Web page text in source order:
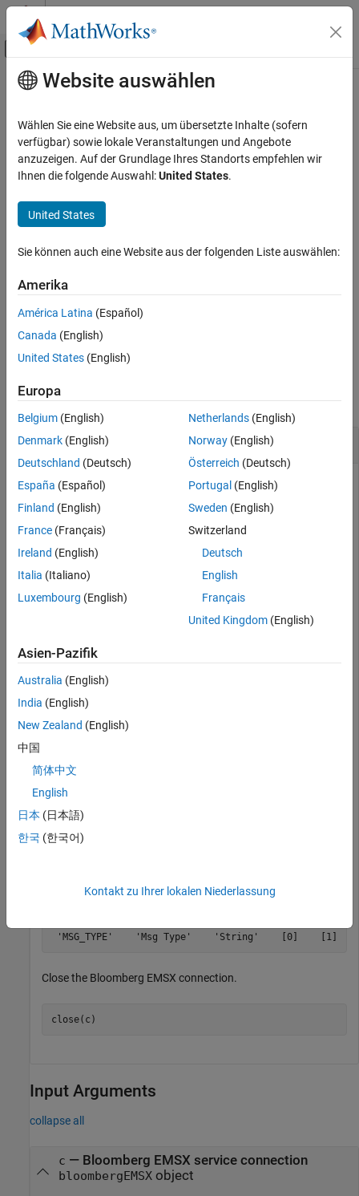
Weiter zum Inhalt
Umschaltung für Off-Canvas-
Startseite der Dokumentation
Datafeed Toolbox
Financial Data
Bloomberg EMSX C++ Interface
getAllFieldMetaData
Description
Examples
Input Arguments
Output Arguments
Version History
Hauptinhalt
getAllFieldMetaData
ObtainBloombergEMSX field information
collapse all in page
r = getAllFieldMetaData(c)
information using the Bloomberg EMSX connection
example
collapse all
Request All Field Information
Create the Bloomberg EMSX connectioncusing the
Bloomberg EMSX C++ interface.
Request all fields supported by Bloomberg EMSX service
using the Bloomberg EMSX connectionc.
r =
         EMSX_DISP_NAME: {113x1 cell}
Display all field information for the first Bloomberg EMSX field
using a cell array. Create a cell array from the fields in the
returned data structure
'MSG_TYPE'    'Msg Type'    'String'    [0]    [1]
Close the Bloomberg EMSX connection.
Input Arguments
collapse all
c — Bloomberg EMSX service connection
bloombergEMSXobject
Website auswählen
Wählen Sie eine Website aus, um übersetzte Inhalte (sofern
verfügbar) sowie lokale Veranstaltungen und Angebote
anzuzeigen. Auf der Grundlage Ihres Standorts empfehlen wir
Ihnen die folgende Auswahl:United States.
United States
Sie können auch eine Website aus der folgenden Liste auswählen:
Amerika
América Latina (Español)
Canada (English)
United States (English)
Europa
Belgium (English)
Denmark (English)
Deutschland (Deutsch)
España (Español)
Finland (English)
France (Français)
Ireland (English)
Italia (Italiano)
Luxembourg (English)
Netherlands(English)
Norway(English)
Österreich (Deutsch)
Portugal (English)
Sweden (English)
Switzerland
Deutsch
English
Français
United Kingdom(English)
Asien-Pazifik
Australia (English)
India (English)
New Zealand (English)
中国
简体中文
English
日本 (日本語)
한국 (한국어)
Kontakt zu Ihrer lokalen Niederlassung